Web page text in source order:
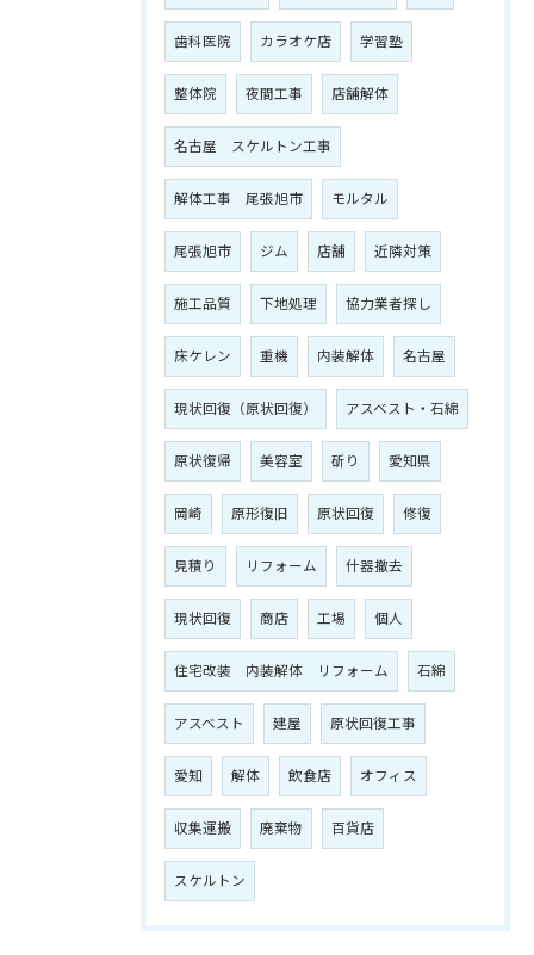
歯科医院 カラオケ店 学習塾
整体院 夜間工事 店舗解体
名古屋 スケルトン工事
解体工事 尾張旭市 モルタル
尾張旭市 ジム 店舗 近隣対策
施工品質 下地処理 協力業者探し
床ケレン 重機 内装解体 名古屋
現状回復（原状回復） アスベスト・石綿
原状復帰 美容室 斫り 愛知県
岡崎 原形復旧 原状回復 修復
見積り リフォーム 什器撤去
現状回復 商店 工場 個人
住宅改装 内装解体 リフォーム 石綿
アスベスト 建屋 原状回復工事
愛知 解体 飲食店 オフィス
収集運搬 廃棄物 百貨店
スケルトン